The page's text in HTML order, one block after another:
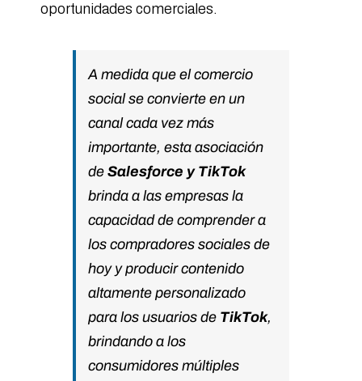
oportunidades comerciales.
A medida que el comercio
social se convierte en un
canal cada vez más
importante, esta asociación
de Salesforce y TikTok
brinda a las empresas la
capacidad de comprender a
los compradores sociales de
hoy y producir contenido
altamente personalizado
para los usuarios de TikTok,
brindando a los
consumidores múltiples